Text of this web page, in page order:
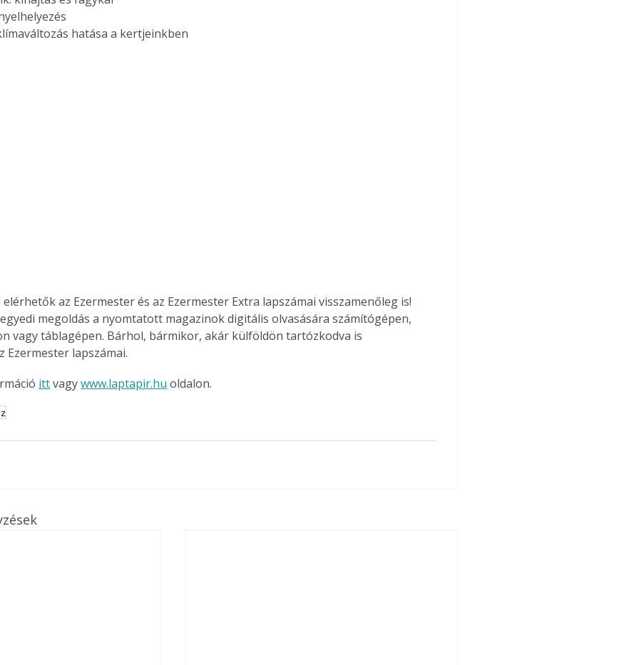
élve
az
A
hatása a kertjeinkben
az Ezermester és az Ezermester Extra lapszámai visszamenőleg is!
megoldás a nyomtatott magazinok digitális olvasására számítógépen,
vagy táblagépen. Bárhol, bármikor, akár külföldön tartózkodva is
Ezermester lapszámai.
itt vagy www.laptapir.hu oldalon.